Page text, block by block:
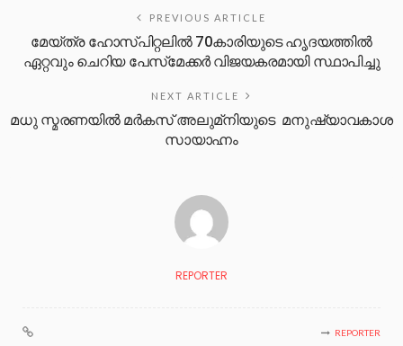
PREVIOUS ARTICLE
മേയ്ത്ര ഹോസ്പിറ്റലില്‍ 70കാരിയുടെ ഹൃദയത്തില്‍
ഏറ്റവും ചെറിയ പേസ്‌മേക്കര്‍ വിജയകരമായി സ്ഥാപിച്ചു
NEXT ARTICLE
മധു സ്മരണയില്‍ മര്‍കസ് അലുമ്‌നിയുടെ മനുഷ്യാവകാശ
സായാഹ്നം
REPORTER
REPORTER